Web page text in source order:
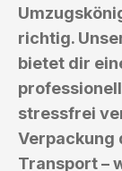
richtig.
bietet dir
stressfrei
Verpackung
Transport –